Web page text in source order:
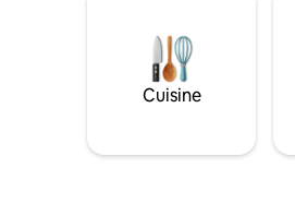
Cuisine